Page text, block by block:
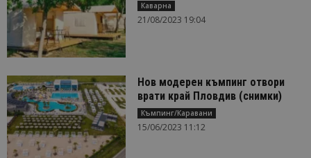
Каварна
21/08/2023 19:04
Нов модерен къмпинг отвори
врати край Пловдив (снимки)
Къмпинг/Каравани
15/06/2023 11:12